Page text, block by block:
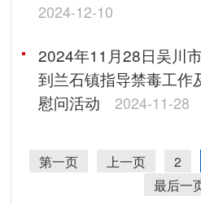
2024-12-10
2024年11月28日吴川
到兰石镇指导禁毒工作
慰问活动
2024-11-28
第一页 上一页 2
最后一